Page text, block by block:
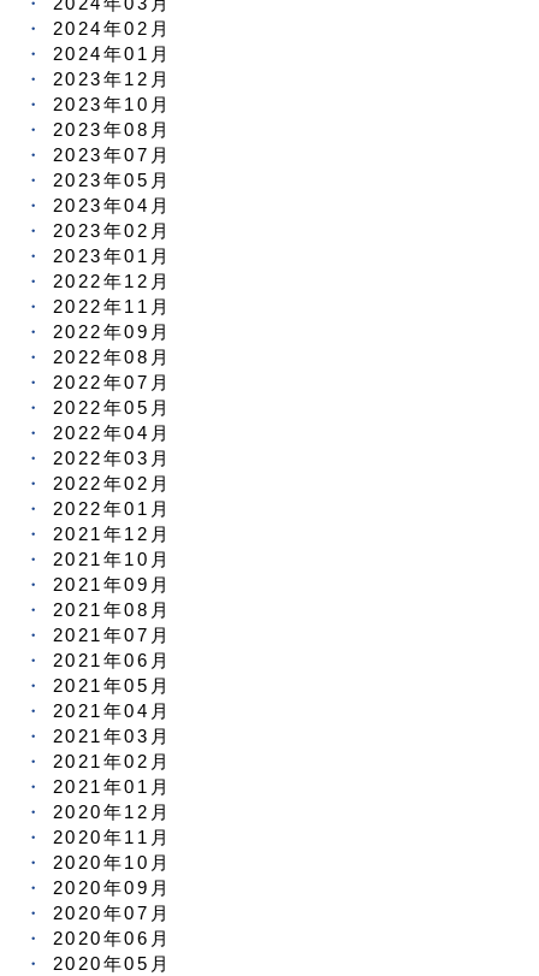
2024年02月
2024年01月
2023年12月
2023年10月
2023年08月
2023年07月
2023年05月
2023年04月
2023年02月
2023年01月
2022年12月
2022年11月
2022年09月
2022年08月
2022年07月
2022年05月
2022年04月
2022年03月
2022年02月
2022年01月
2021年12月
2021年10月
2021年09月
2021年08月
2021年07月
2021年06月
2021年05月
2021年04月
2021年03月
2021年02月
2021年01月
2020年12月
2020年11月
2020年10月
2020年09月
2020年07月
2020年06月
2020年05月